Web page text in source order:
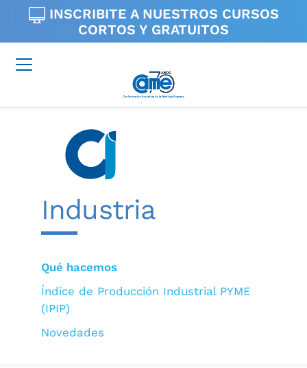
INSCRIBITE A NUESTROS CURSOS
CORTOS Y GRATUITOS
Industria
Qué hacemos
Índice de Producción Industrial PYME
(IPIP)
Novedades